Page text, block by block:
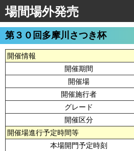
場間場外発売
第３０回多摩川さつき杯
開催情報
開催期間
開催場
開催施行者
グレード
開催区分
開催場進行予定時間等
本場開門予定時刻